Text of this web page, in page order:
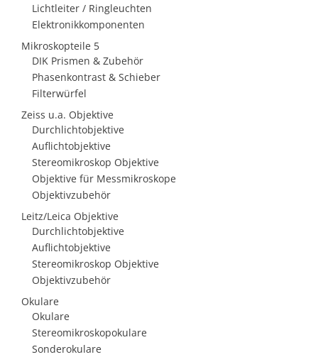
Lichtleiter / Ringleuchten
Elektronikkomponenten
Mikroskopteile 5
DIK Prismen & Zubehör
Phasenkontrast & Schieber
Filterwürfel
Zeiss u.a. Objektive
Durchlichtobjektive
Auflichtobjektive
Stereomikroskop Objektive
Objektive für Messmikroskope
Objektivzubehör
Leitz/Leica Objektive
Durchlichtobjektive
Auflichtobjektive
Stereomikroskop Objektive
Objektivzubehör
Okulare
Okulare
Stereomikroskopokulare
Sonderokulare